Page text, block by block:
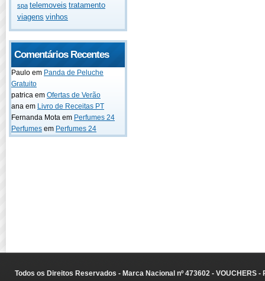
spa telemoveis tratamento
viagens vinhos
Comentários Recentes
Paulo em Panda de Peluche
Gratuito
patrica em Ofertas de Verão
ana em Livro de Receitas PT
Fernanda Mota em Perfumes 24
Perfumes em Perfumes 24
Todos os Direitos Reservados - Marca Nacional nº 473602 - VOUCHERS